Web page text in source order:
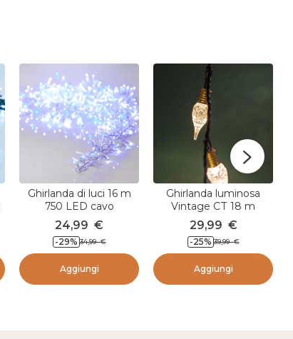
Ghirlanda di luci 16 m
750 LED cavo
trasparente NewLuxe
Bicolore Bianco/blu
24,99 €
-29% 34,99 €
Aggiungi
Ghirlanda luminosa
Vintage CT 18 m
Bianco caldo
29,99 €
-25% 39,99 €
Aggiungi